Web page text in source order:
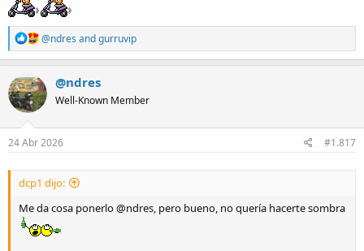
R
e
a
t
i
n
s
@ndres andgurruvip
@ndres
Well-Known Member
24 Abr 2026 #1.817
dcp1 dijo:
Me da cosa ponerlo @ndres, pero bueno, no quería hacerte sombra